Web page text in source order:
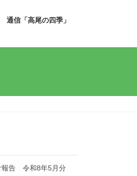
通信「高尾の四季」
報告 令和8年5月分